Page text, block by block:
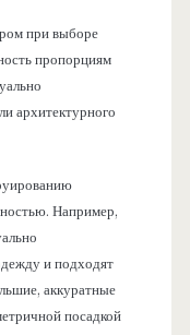
при выборе
пропорциям
архитектурного
Например,
и подходят
аккуратные
посадкой